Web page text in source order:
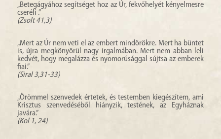
„Betegágyához segítséget hoz az Úr, fekvőhelyét kényelmesre
cseréli .”
(Zsolt 41,3)
„Mert az Úr nem veti el az embert mindörökre. Mert ha büntet
is, újra megkönyörül nagy irgalmában. Mert nem abban leli
kedvét, hogy megalázza és nyomorúsággal sújtsa az emberek
fiai.”
(Siral 3,31-33)
„Örömmel szenvedek értetek, és testemben kiegészítem, ami
Krisztus szenvedéséből hiányzik, testének, az Egyháznak
javára.”
(Kol 1, 24)